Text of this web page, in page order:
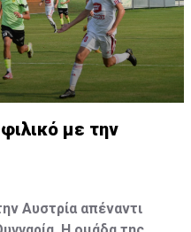
με την
Αυστρία απέναντι